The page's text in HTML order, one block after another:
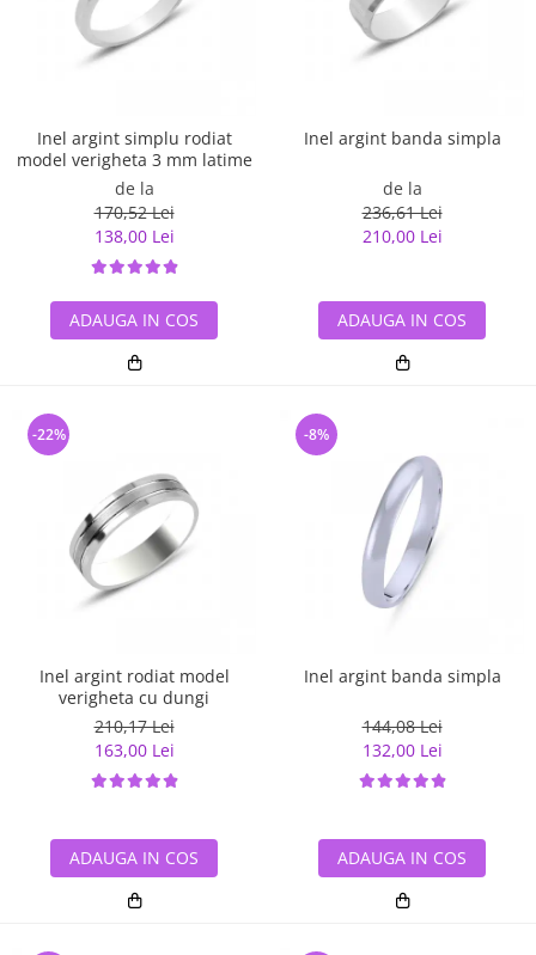
Inel argint simplu rodiat
model verigheta 3 mm latime
de la
170,52 Lei
138,00 Lei
ADAUGA IN COS
Inel argint banda simpla
de la
236,61 Lei
210,00 Lei
ADAUGA IN COS
Inel argint rodiat model
verigheta cu dungi
210,17 Lei
163,00 Lei
-22%
ADAUGA IN COS
Inel argint banda simpla
144,08 Lei
132,00 Lei
-8%
ADAUGA IN COS